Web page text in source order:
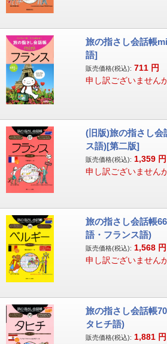
旅の指さし会話帳
語]
販売価格(税込): 711 円
申し訳ございません
(旧版)旅の指さし会
ス語)[第二版]
販売価格(税込): 1,359 円
申し訳ございません
旅の指さし会話帳
語・フランス語)
販売価格(税込): 1,568 円
申し訳ございません
旅の指さし会話帳
タヒチ語)
販売価格(税込): 1,881 円